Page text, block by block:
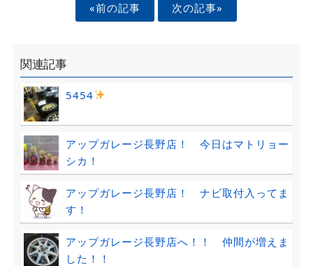
«前の記事 次の記事»
関連記事
5454
アップガレージ長野店！ 今日はマトリョー
シカ！
アップガレージ長野店！ ナビ取付入ってま
す！
アップガレージ長野店へ！！ 仲間が増えま
した！！